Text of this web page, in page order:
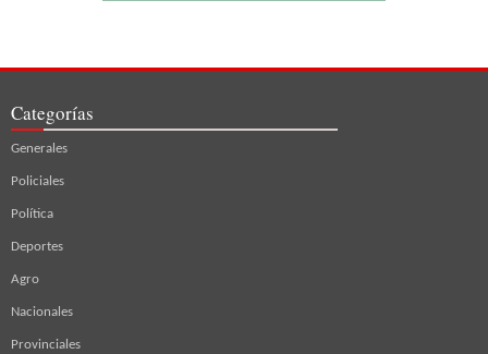
Categorías
Generales
Policiales
Política
Deportes
Agro
Nacionales
Provinciales